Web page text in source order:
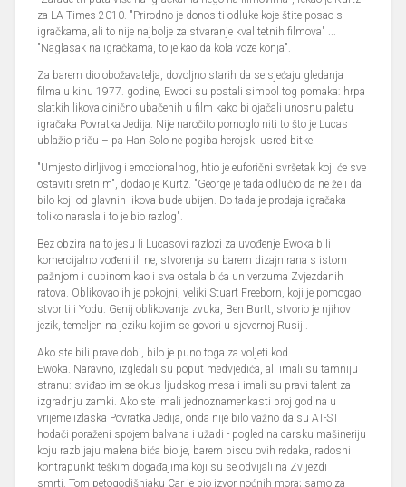
za LA Times 2010. "Prirodno je donositi odluke koje štite posao s
igračkama, ali to nije najbolje za stvaranje kvalitetnih filmova" ...
"Naglasak na igračkama, to je kao da kola voze konja".
Za barem dio obožavatelja, dovoljno starih da se sjećaju gledanja
filma u kinu 1977. godine, Ewoci su postali simbol tog pomaka: hrpa
slatkih likova cinično ubačenih u film kako bi ojačali unosnu paletu
igračaka Povratka Jedija. Nije naročito pomoglo niti to što je Lucas
ublažio priču – pa Han Solo ne pogiba herojski usred bitke.
"Umjesto dirljivog i emocionalnog, htio je euforični svršetak koji će sve
ostaviti sretnim", dodao je Kurtz. "George je tada odlučio da ne želi da
bilo koji od glavnih likova bude ubijen. Do tada je prodaja igračaka
toliko narasla i to je bio razlog".
Bez obzira na to jesu li Lucasovi razlozi za uvođenje Ewoka bili
komercijalno vođeni ili ne, stvorenja su barem dizajnirana s istom
pažnjom i dubinom kao i sva ostala bića univerzuma Zvjezdanih
ratova. Oblikovao ih je pokojni, veliki Stuart Freeborn, koji je pomogao
stvoriti i Yodu. Genij oblikovanja zvuka, Ben Burtt, stvorio je njihov
jezik, temeljen na jeziku kojim se govori u sjevernoj Rusiji.
Ako ste bili prave dobi, bilo je puno toga za voljeti kod
Ewoka. Naravno, izgledali su poput medvjedića, ali imali su tamniju
stranu: sviđao im se okus ljudskog mesa i imali su pravi talent za
izgradnju zamki. Ako ste imali jednoznamenkasti broj godina u
vrijeme izlaska Povratka Jedija, onda nije bilo važno da su AT-ST
hodači poraženi spojem balvana i užadi - pogled na carsku mašineriju
koju razbijaju malena bića bio je, barem piscu ovih redaka, radosni
kontrapunkt teškim događajima koji su se odvijali na Zvijezdi
smrti. Tom petogodišnjaku Car je bio izvor noćnih mora; samo za